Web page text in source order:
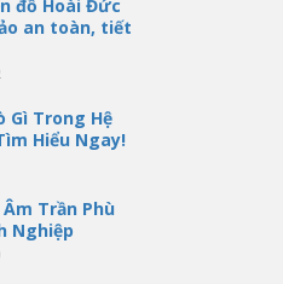
đồ Hoài Đức
an toàn, tiết
Gì Trong Hệ
Hiểu Ngay!
Trần Phù
Nghiệp